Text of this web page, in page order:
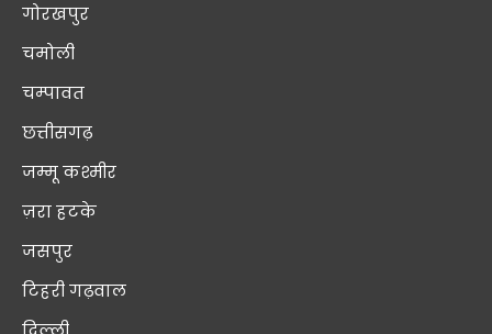
गोरखपुर
चमोली
चम्पावत
छत्तीसगढ़
जम्मू कश्मीर
ज़रा हटके
जसपुर
टिहरी गढ़वाल